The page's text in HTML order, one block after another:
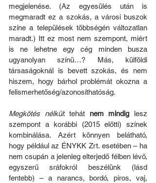
megjelenése. (Az egyesülés után is
megmaradt ez a szokás, a városi buszok
színe a települések többségén változatlan
maradt.) Itt ez most nem szempont, miért
is ne lehetne egy cég minden busza
ugyanolyan színű…? Más, külföldi
társaságoknál is bevett szokás, és nem
hiszem, hogy bárhol problémát okozna a
felismerhetőség/azonosíthatóság.
Megkötés nélkül: tehát nem mindig lesz
szempont a korábbi (2015 előtti) színek
kombinálása. Azért könnyen belátható,
hogy például az ÉNYKK Zrt. esetében – ha
nem csupán a jelenleg elterjedő félben lévő,
egyszerű sráfokról beszélünk (lásd
fentebb) – a narancs, bordó, piros, vaj,